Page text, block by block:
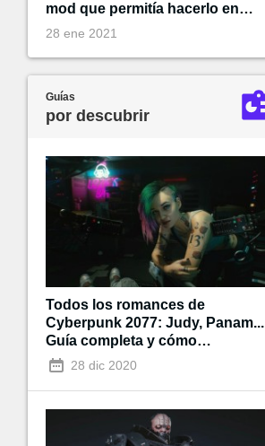
mod que permitía hacerlo en
Cyberpunk 2077
28 ene 2021
Guías
por descubrir
Todos los romances de
Cyberpunk 2077: Judy, Panam...
Guía completa y cómo
desbloquearlos
28 dic 2020